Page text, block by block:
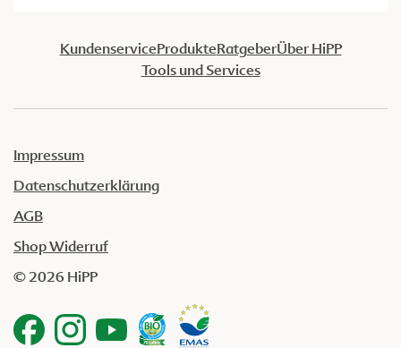
KundenserviceProdukteRatgeberÜber HiPP
Tools und Services
Impressum
Datenschutzerklärung
AGB
Shop Widerruf
© 2026 HiPP